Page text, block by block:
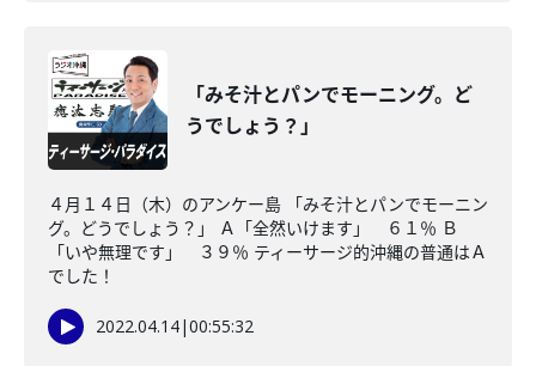
「みそ汁とパンでモーニング。ど
うでしょう？」
４月１４日（木）のアンケー島 「みそ汁とパンでモーニン
グ。どうでしょう？」 Ａ「全然いけます」 ６１％ Ｂ
「いや無理です」 ３９％ ティーサージ的沖縄の普通はＡ
でした！
2022.04.14|00:55:32